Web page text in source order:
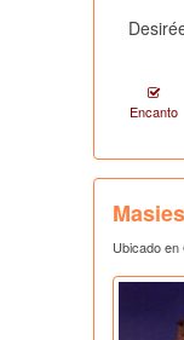
Encanto
Ubicado en